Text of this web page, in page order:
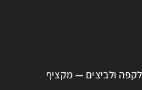
לקפה ולביצים — מקציף